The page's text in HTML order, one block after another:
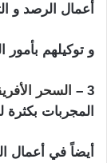
أعمال الرصد و
و توكيلهم بأمور
3 – السحر
المجربات
أيضاً في أعمال